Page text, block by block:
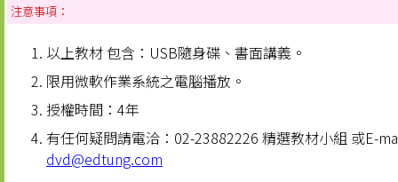
注意事項：
以上教材 包含：USB隨身碟、書面講義。
限用微軟作業系統之電腦播放。
授權時間：4年
有任何疑問請電洽：02-23882226 精選教材小組 或E-
dvd@edtung.com